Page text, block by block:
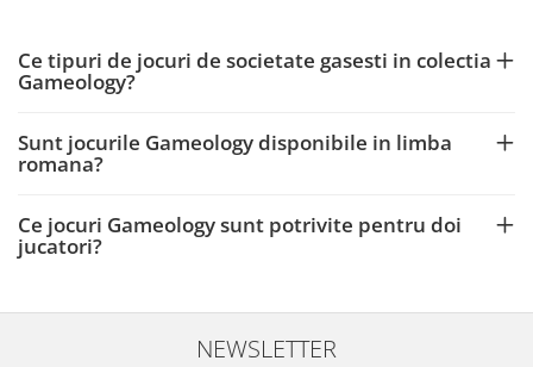
Ce tipuri de jocuri de societate gasesti in colectia
Gameology?
Sunt jocurile Gameology disponibile in limba
romana?
Ce jocuri Gameology sunt potrivite pentru doi
jucatori?
NEWSLETTER